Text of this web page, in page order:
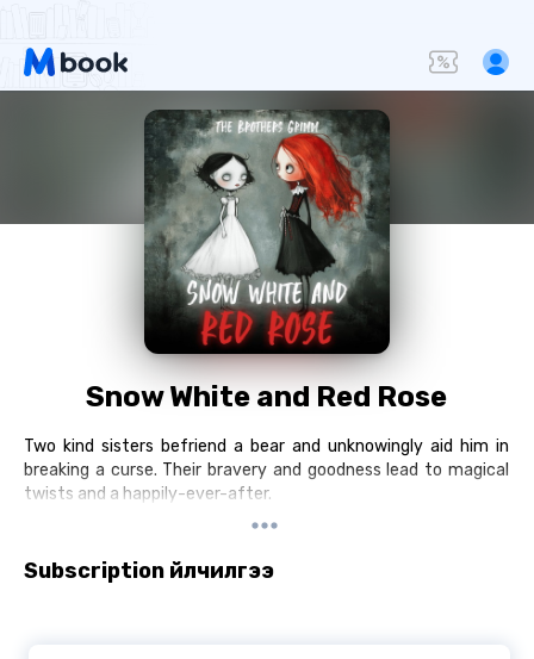
Snow White and Red Rose
Two kind sisters befriend a bear and unknowingly aid him in
breaking a curse. Their bravery and goodness lead to magical
twists and a happily-ever-after.
Subscription үйлчилгээ